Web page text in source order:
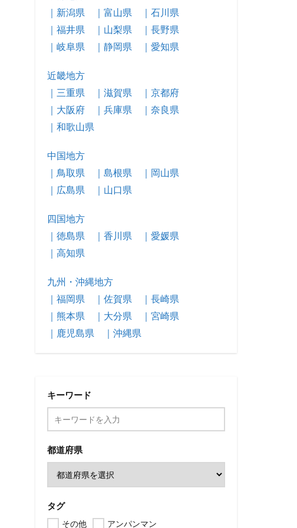
｜新潟県
｜富山県
｜石川県
｜福井県
｜山梨県
｜長野県
｜岐阜県
｜静岡県 ｜愛知県
近畿地方
｜三重県
｜滋賀県
｜京都府
｜大阪府
｜兵庫県
｜奈良県
｜和歌山県
中国地方
｜鳥取県
｜島根県
｜岡山県
｜広島県
｜山口県
四国地方
｜徳島県
｜香川県
｜愛媛県
｜高知県
九州・沖縄地方
｜福岡県
｜佐賀県
｜長崎県
｜熊本県
｜大分県
｜宮崎県
｜鹿児島県
｜沖縄県
キーワード
都道府県
タグ
その他 アンパンマン